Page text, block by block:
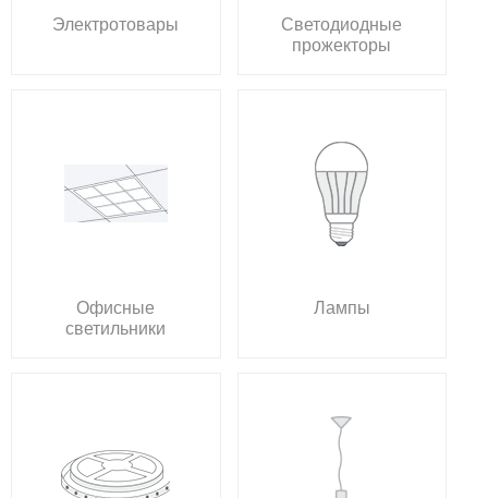
Электротовары
Светодиодные
прожекторы
Офисные
светильники
Лампы